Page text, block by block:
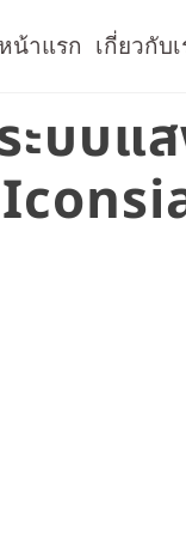
หน้าแรก เกี่ยวกับเ
บบแ